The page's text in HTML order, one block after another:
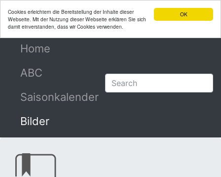
OK
Cookies erleichtern die Bereitstellung der Inhalte dieser
Webseite. Mit der Nutzung dieser Webseite erklären Sie sich
damit einverstanden, dass wir Cookies verwenden.
Home
ABC
Saisonkalender
Bilder